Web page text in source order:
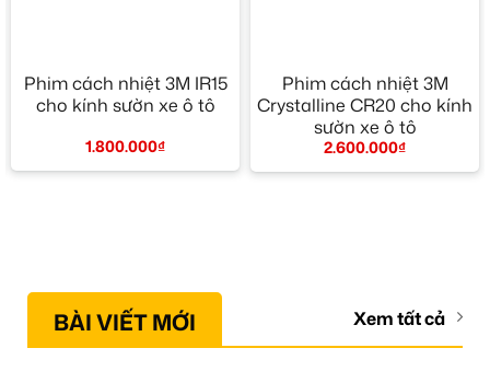
Phim cách nhiệt 3M IR15
cho kính sườn xe ô tô
1.800.000₫
Phim cách nhiệt 3M
Crystalline CR20 cho kính
sườn xe ô tô
2.600.000₫
BÀI VIẾT MỚI Xem tất cả